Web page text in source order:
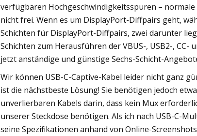
verfügbaren Hochgeschwindigkeitsspuren – normale
nicht frei. Wenn es um DisplayPort-Diffpairs geht,
Schichten für DisplayPort-Diffpairs, zwei darunter
Schichten zum Herausführen der VBUS-, USB2-, CC-
jetzt anständige und günstige Sechs-Schicht-
Wir können USB-C-Captive-Kabel leider nicht ganz
ist die nächstbeste Lösung! Sie benötigen jedoch
unverlierbaren Kabels darin, dass kein Mux
unserer Steckdose benötigen. Als ich nach USB-C-
seine Spezifikationen anhand von Online-